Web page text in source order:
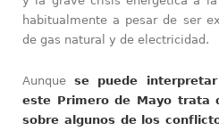
habitualmente a pesar de ser
de gas natural y de electricidad.
Aunque se puede
este Primero de Mayo trata
sobre algunos de los